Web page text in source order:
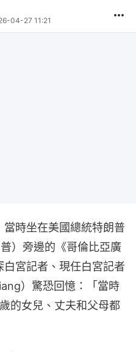
04-27 11:21
時坐在美國總統特朗普
）旁邊的《哥倫比亞廣
宮記者、現任白宮記者
）驚恐回憶：「當時
的女兒、丈夫和父母都